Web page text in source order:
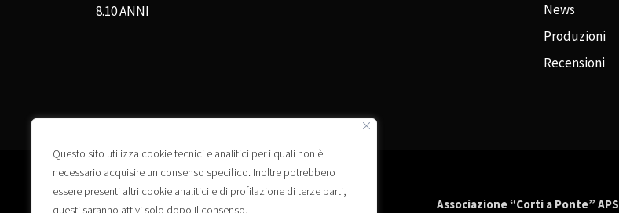
Questo sito utilizza cookie tecnici e analitici per i quali non è
necessario acquisire un consenso specifico. Inoltre potrebbero
essere presenti altri cookie analitici e di profilazione di terze parti,
questi saranno attivi solo dopo il consenso.
8.10 ANNI
News
Produzioni
Recensioni
Associazione “Corti a Ponte” APS